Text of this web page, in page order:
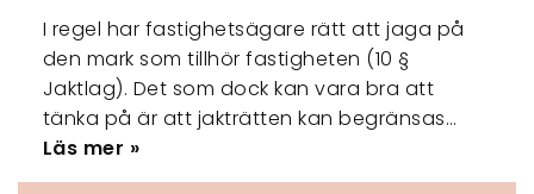
I regel har fastighetsägare rätt att jaga på
den mark som tillhör fastigheten (10 §
Jaktlag). Det som dock kan vara bra att
tänka på är att jakträtten kan begränsas…
Läs mer »